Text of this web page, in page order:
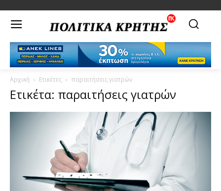
Αρχική Ετικέτες παραιτήσεις γιατρών
Ετικέτα: παραιτήσεις γιατρών